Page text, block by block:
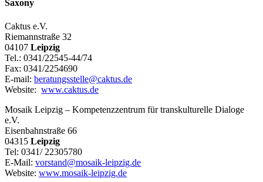
Saxony
Caktus e.V.
Riemannstraße 32
04107 Leipzig
Tel.: 0341/22545-44/74
Fax: 0341/2254690
E-mail: beratungsstelle@caktus.de
Website: www.caktus.de
Mosaik Leipzig – Kompetenzzentrum für transkulturelle Dialoge
e.V.
Eisenbahnstraße 66
04315 Leipzig
Tel: 0341/ 22305780
E-Mail: vorstand@mosaik-leipzig.de
Website: www.mosaik-leipzig.de